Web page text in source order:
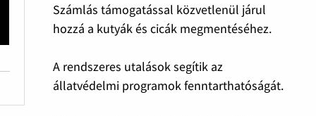
Számlás támogatással közvetlenül járul
hozzá a kutyák és cicák megmentéséhez.
A rendszeres utalások segítik az
állatvédelmi programok fenntarthatóságát.